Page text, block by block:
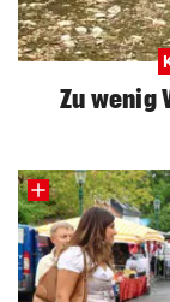
Zu wenig